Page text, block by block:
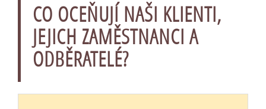
CO OCEŇUJÍ NAŠI KLIENTI,
JEJICH ZAMĚSTNANCI A
ODBĚRATELÉ?